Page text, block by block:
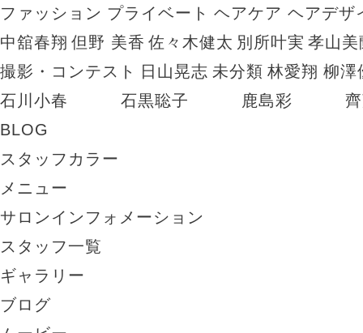
ファッション プライベート ヘアケア ヘアデザ
中舘春翔 但野 美香 佐々木健太 別所叶実 孝山美
撮影・コンテスト
日山晃志 未分類 林愛翔 柳澤
石川小春
石黒聡子 鹿島彩
BLOG
スタッフカラー
メニュー
サロンインフォメーション
スタッフ一覧
ギャラリー
ブログ